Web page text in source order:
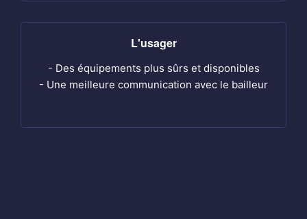
L'usager
- Des équipements plus sûrs et disponibles
- Une meilleure communication avec le bailleur